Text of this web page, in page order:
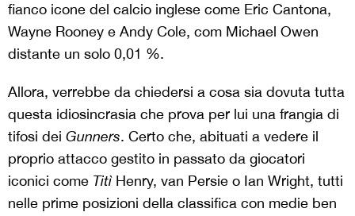
fianco icone del calcio inglese come Eric Cantona,
Wayne Rooney e Andy Cole, com Michael Owen
distante un solo 0,01 %.
Allora, verrebbe da chiedersi a cosa sia dovuta tutta
questa idiosincrasia che prova per lui una frangia di
tifosi dei Gunners. Certo che, abituati a vedere il
proprio attacco gestito in passato da giocatori
iconici come Titì Henry, van Persie o Ian Wright, tutti
nelle prime posizioni della classifica con medie ben